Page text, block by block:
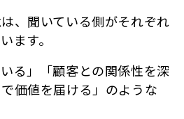
、聞いている側がそれぞれ
ます。
る」「顧客との関係性を深
価値を届ける」のような